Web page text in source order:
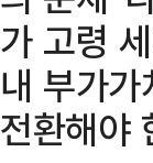
가 고령
내 부가
전환해야